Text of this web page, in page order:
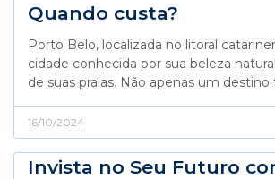
Quando custa?
Porto Belo, localizada no litoral
cidade conhecida por sua beleza
de suas praias. Não apenas um destino
16/10/2024
Invista no Seu Futuro